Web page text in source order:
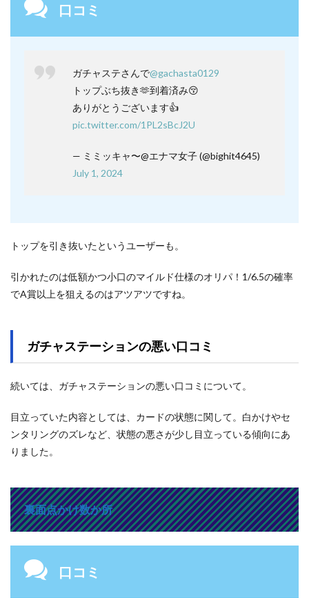
口コミ
ガチャステさんで@gachasta0129
トップぶち抜き🫶到着済み😚
ありがとうございます👍
pic.twitter.com/1PL2sBcJ2U
— ミミッキャ〜@エナマ女子 (@bighit4645)
July 1, 2024
トップを引き抜いたというユーザーも。
引かれたのは低額かつ小口のマイルド仕様のオリパ！1/6.5の確率
でA賞以上を狙えるのはアツアツですね。
ガチャステーションの悪い口コミ
続いては、ガチャステーションの悪い口コミについて。
目立っていた内容としては、カードの状態に関して。白かけやセ
ンタリングのズレなど、状態の悪さが少し目立っている傾向にあ
りました。
裏面点かけ数か所
口コミ